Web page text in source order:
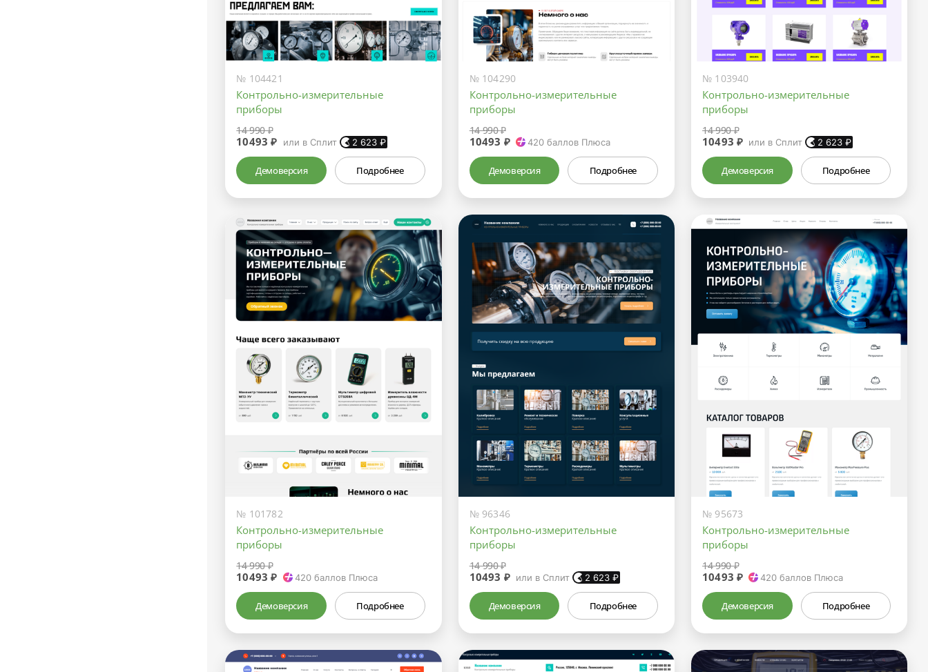
№ 104421
Контрольно-измерительные
приборы
14 990 ₽
10493 ₽ или в Сплит 2 623₽
Демоверсия Подробнее
№ 104290
Контрольно-измерительные
приборы
14 990 ₽
10493 ₽ 420 баллов Плюса
Демоверсия Подробнее
№ 103940
Контрольно-измерительные
приборы
14 990 ₽
10493 ₽ или в Сплит 2 623 ₽
Демоверсия Подробнее
№ 101782
Контрольно-измерительные
приборы
14 990 ₽
10493 ₽ 420баллов Плюса
Демоверсия Подробнее
№ 96346
Контрольно-измерительные
приборы
14 990 ₽
10493 ₽ или в Сплит 2 623 ₽
Демоверсия Подробнее
№ 95673
Контрольно-измерительные
приборы
14 990 ₽
10493 ₽ 420 баллов Плюса
Демоверсия Подробнее